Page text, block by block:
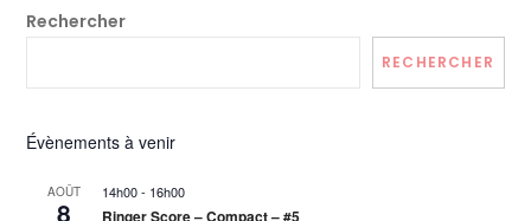
Rechercher
RECHERCHER
Évènements à venir
AOÛT
8
14h00- 16h00
Ringer Score – Compact – #5